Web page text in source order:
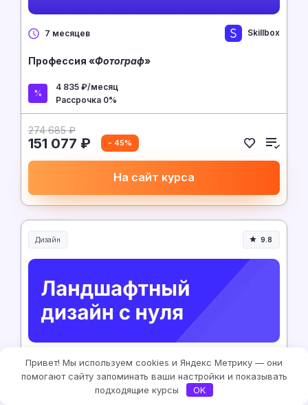
7 месяцев Skillbox
Профессия «Фотограф»
4 835 ₽/месяц
Рассрочка 0%
274 685 ₽
151 077 ₽ - 45%
На сайт курса
Дизайн 9.8
4 месяца Skillbox
Ландшафтный дизайн с нуля
Привет! Мы используем cookies и Яндекс Метрику — они
помогают сайту запоминать ваши настройки и показывать
подходящие курсы
OK